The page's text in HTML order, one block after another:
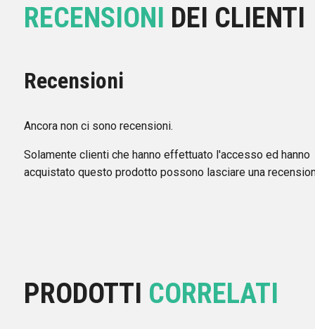
RECENSIONI DEI CLIENTI
Recensioni
Ancora non ci sono recensioni.
Solamente clienti che hanno effettuato l'accesso ed hanno
acquistato questo prodotto possono lasciare una
PRODOTTI CORRELATI